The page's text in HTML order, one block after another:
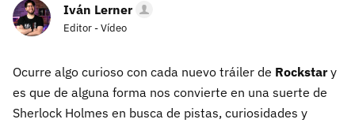
Iván Lerner
Editor - Vídeo
Ocurre algo curioso con cada nuevo tráiler de Rockstary
es que de alguna forma nos convierte en una suerte de
Sherlock Holmes en busca de pistas, curiosidades y